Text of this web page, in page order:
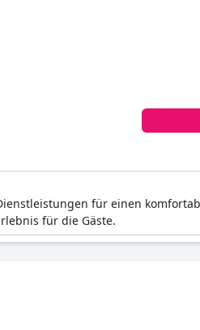
für einen
für die Gäste.